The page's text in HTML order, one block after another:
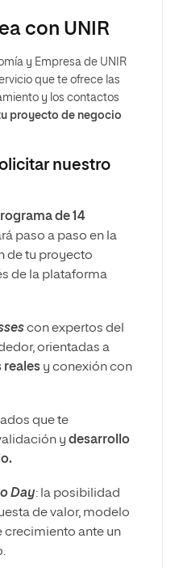
con UNIR
y Empresa de UNIR
que te ofrece las
y los contactos
proyecto de negocio
nuestro
de 14
paso a paso en la
de tu proyecto
de la plataforma
con expertos del
orientadas a
reales y conexión con
que te
y desarrollo
Day: la posibilidad
de valor, modelo
crecimiento ante un